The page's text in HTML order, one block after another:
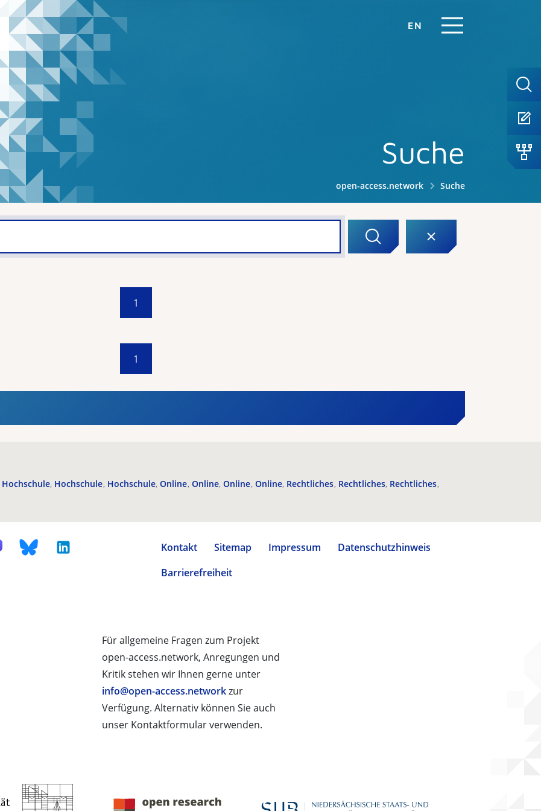
EN
Suche
open-access.network Suche
1
1
Hochschule Hochschule Hochschule Online Online Online Online Rechtliches Rechtliches Rechtliches
Kontakt Sitemap Impressum
Datenschutzhinweis
Barrierefreiheit
Für allgemeine Fragen zum Projekt
open-access.network, Anregungen und
Kritik stehen wir Ihnen gerne unter
info@open-access.networkzur
Verfügung. Alternativ können Sie auch
unser Kontaktformular verwenden.